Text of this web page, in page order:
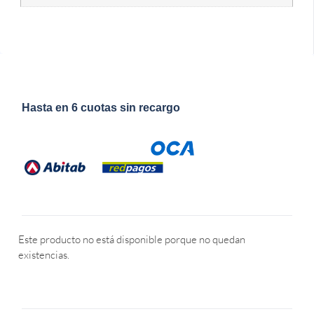
Hasta en 6 cuotas sin recargo
Este producto no está disponible porque no quedan
existencias.